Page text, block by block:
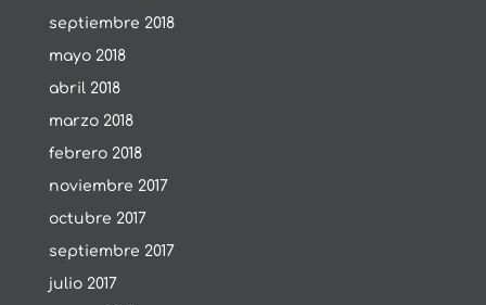
septiembre 2018
mayo 2018
abril 2018
marzo 2018
febrero 2018
noviembre 2017
octubre 2017
septiembre 2017
julio 2017